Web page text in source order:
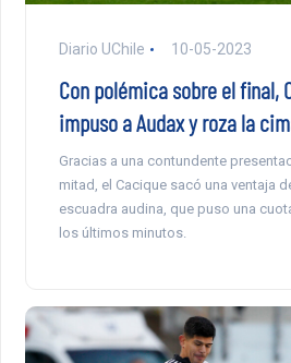
Diario UChile 10-05-2023
Con polémica sobre el final,
impuso a Audax y roza la
Gracias a una contundente
mitad, el Cacique sacó una ventaja
escuadra audina, que puso una
los últimos minutos.